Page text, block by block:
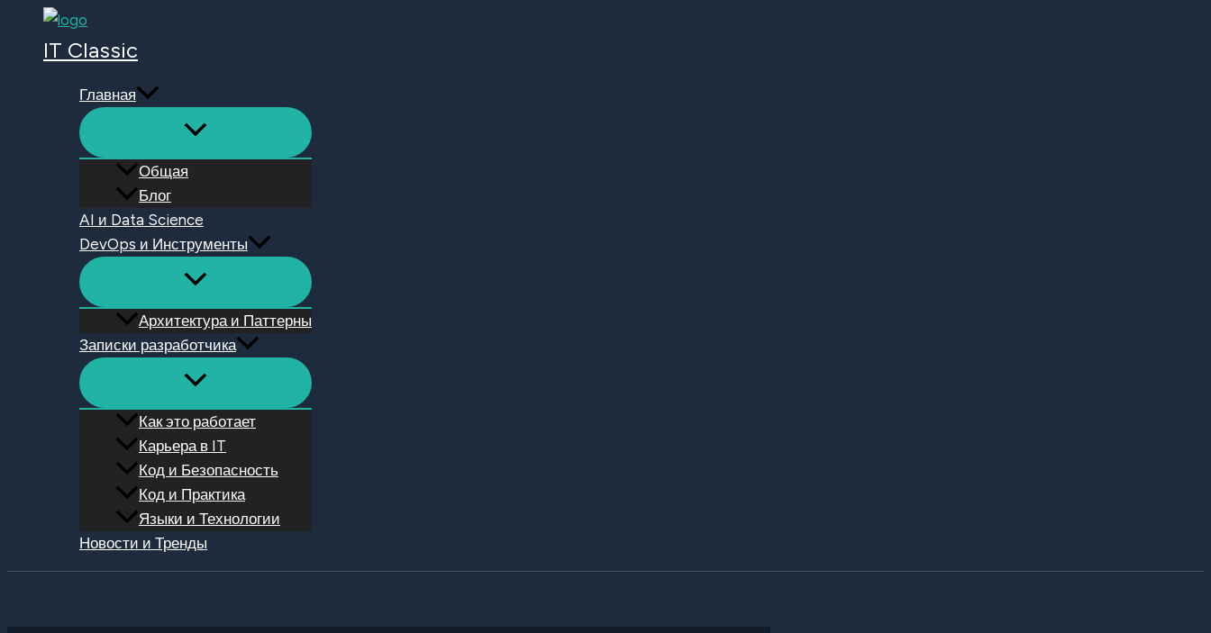
Перейти
IT Classic
Главная
Общая
Блог
AI и Data Science
DevOps и Инструменты
Архитектура и Паттерны
Записки разработчика
Как это работает
Карьера в IT
Код и Безопасность
Код и Практика
Языки и Технологии
Новости и Тренды